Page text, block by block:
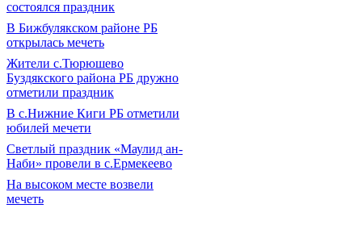
состоялся праздник
В Бижбулякском районе РБ
открылась мечеть
Жители с.Тюрюшево
Буздякского района РБ дружно
отметили праздник
В с.Нижние Киги РБ отметили
юбилей мечети
Светлый праздник «Маулид ан-
Наби» провели в с.Ермекеево
На высоком месте возвели
мечеть